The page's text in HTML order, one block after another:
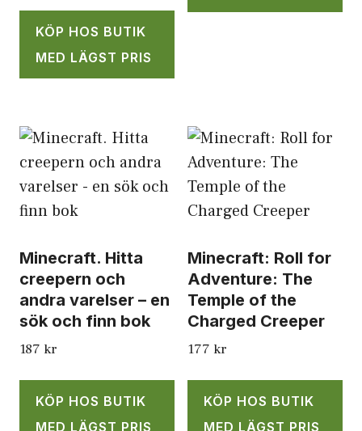
KÖP HOS BUTIK
MED LÄGST PRIS
Minecraft. Hitta
creepern och
andra varelser – en
sök och finn bok
187 kr
KÖP HOS BUTIK
MED LÄGST PRIS
Minecraft: Roll for
Adventure: The
Temple of the
Charged Creeper
177 kr
KÖP HOS BUTIK
MED LÄGST PRIS